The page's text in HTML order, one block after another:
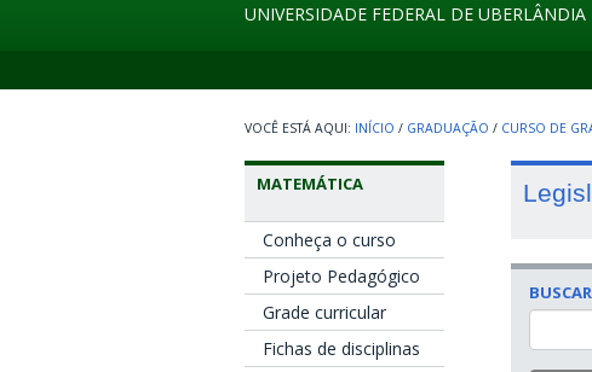
UNIVERSIDADE FEDERAL DE UBERLÂNDIA
INÍCIO / GRADUAÇÃO / CURSO DE
MATEMÁTICA
Conheça o curso
Projeto Pedagógico
Grade curricular
Fichas de disciplinas
BUSCAR